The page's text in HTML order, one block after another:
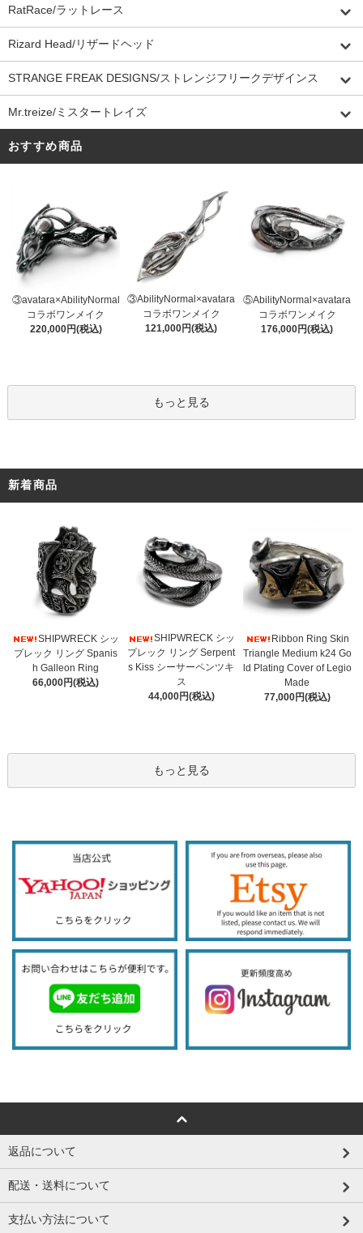
RatRace/ラットレース
Rizard Head/リザードヘッド
STRANGE FREAK DESIGNS/ストレンジフリークデザインス
Mr.treize/ミスタートレイズ
おすすめ商品
③avatara×AbilityNormal
コラボワンメイク
220,000円(税込)
③AbilityNormal×avatara
コラボワンメイク
121,000円(税込)
⑤AbilityNormal×avatara
コラボワンメイク
176,000円(税込)
もっと見る
新着商品
SHIPWRECK シッ
プレック リング Spanis
h Galleon Ring
66,000円(税込)
SHIPWRECK シッ
プレック リング Serpent
s Kiss シーサーペンツキ
ス
44,000円(税込)
Ribbon Ring Skin
Triangle Medium k24 Go
ld Plating Cover of Legio
Made
77,000円(税込)
もっと見る
返品について
配送・送料について
支払い方法について